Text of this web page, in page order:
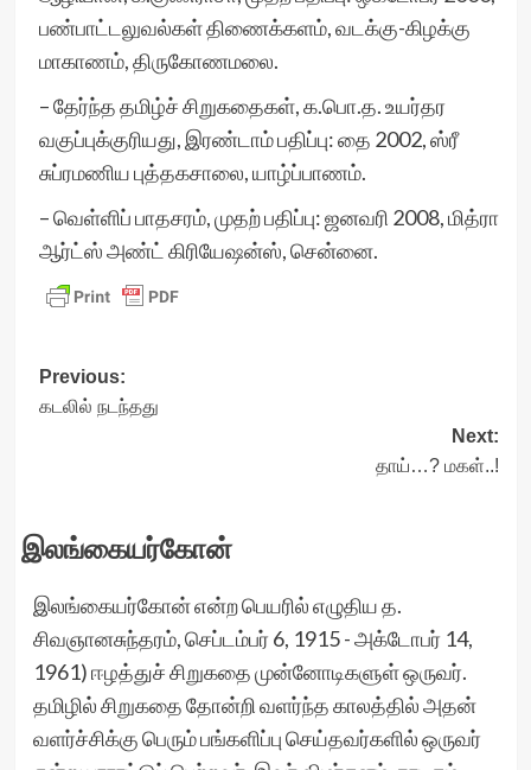
பண்பாட்டலுவல்கள் திணைக்களம், வடக்கு-கிழக்கு
மாகாணம், திருகோணமலை.
– தேர்ந்த தமிழ்ச் சிறுகதைகள், க.பொ.த. உயர்தர
வகுப்புக்குரியது, இரண்டாம் பதிப்பு: தை 2002, ஸ்ரீ
சுப்ரமணிய புத்தகசாலை, யாழ்ப்பாணம்.
– வெள்ளிப் பாதசரம், முதற் பதிப்பு: ஜனவரி 2008, மித்ரா
ஆர்ட்ஸ் அண்ட் கிரியேஷன்ஸ், சென்னை.
Post
navigation
Previous:
கடலில் நடந்தது
Next:
தாய்…? மகள்..!
இலங்கையர்கோன்
இலங்கையர்கோன் என்ற பெயரில் எழுதிய த.
சிவஞானசுந்தரம், செப்டம்பர் 6, 1915 - அக்டோபர் 14,
1961) ஈழத்துச் சிறுகதை முன்னோடிகளுள் ஒருவர்.
தமிழில் சிறுகதை தோன்றி வளர்ந்த காலத்தில் அதன்
வளர்ச்சிக்கு பெரும் பங்களிப்பு செய்தவர்களில் ஒருவர்